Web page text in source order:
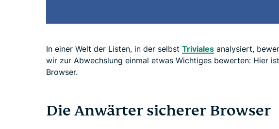
In einer Welt der Listen, in der selbst Triviales analysiert,
wir zur Abwechslung einmal etwas Wichtiges bewerten: Hier
Browser.
Die Anwärter sicherer Browser